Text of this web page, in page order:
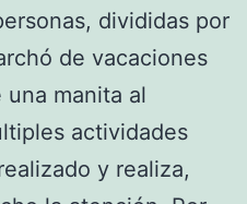
divididas por
de vacaciones
manita al
actividades
y realiza,